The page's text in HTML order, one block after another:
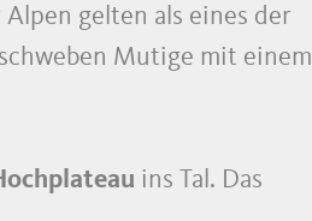
gelten als eines der
Mutige mit einem
ins Tal. Das